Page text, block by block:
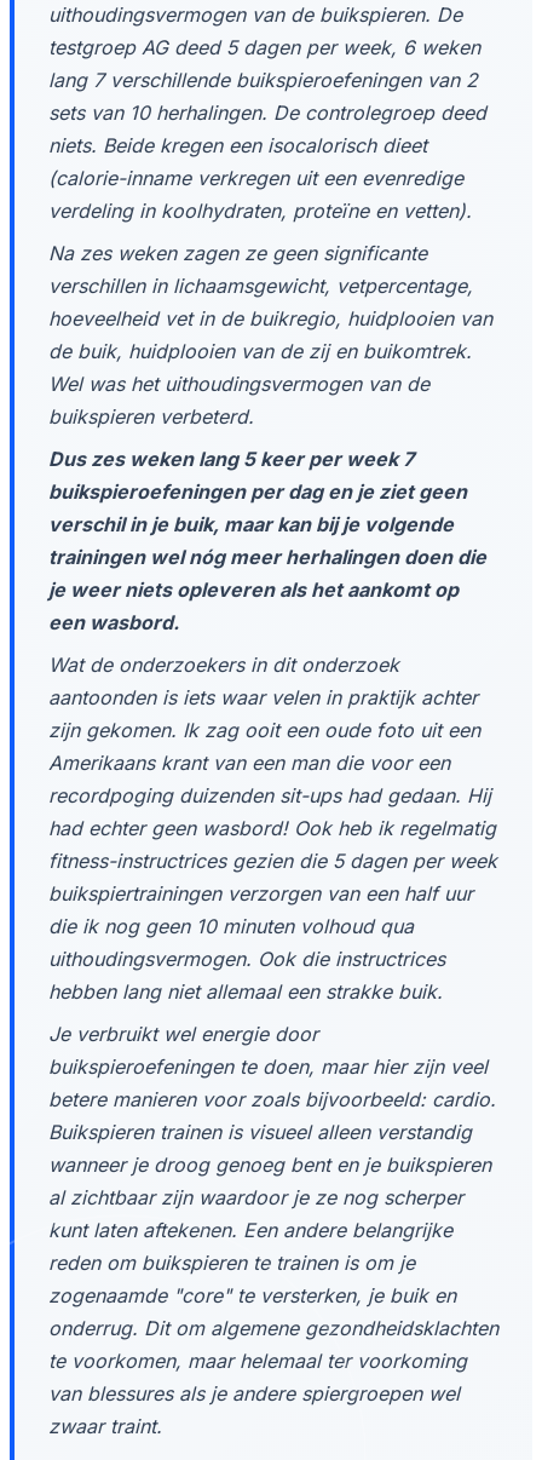
uithoudingsvermogen van de buikspieren. De
testgroep AG deed 5 dagen per week, 6 weken
lang 7 verschillende buikspieroefeningen van 2
sets van 10 herhalingen. De controlegroep deed
niets. Beide kregen een isocalorisch dieet
(calorie-inname verkregen uit een evenredige
verdeling in koolhydraten, proteïne en vetten).
Na zes weken zagen ze geen significante
verschillen in lichaamsgewicht, vetpercentage,
hoeveelheid vet in de buikregio, huidplooien van
de buik, huidplooien van de zij en buikomtrek.
Wel was het uithoudingsvermogen van de
buikspieren verbeterd.
Dus zes weken lang 5 keer per week 7
buikspieroefeningen per dag en je ziet geen
verschil in je buik, maar kan bij je volgende
trainingen wel nóg meer herhalingen doen die
je weer niets opleveren als het aankomt op
een wasbord.
Wat de onderzoekers in dit onderzoek
aantoonden is iets waar velen in praktijk achter
zijn gekomen. Ik zag ooit een oude foto uit een
Amerikaans krant van een man die voor een
recordpoging duizenden sit-ups had gedaan. Hij
had echter geen wasbord! Ook heb ik regelmatig
fitness-instructrices gezien die 5 dagen per week
buikspiertrainingen verzorgen van een half uur
die ik nog geen 10 minuten volhoud qua
uithoudingsvermogen. Ook die instructrices
hebben lang niet allemaal een strakke buik.
Je verbruikt wel energie door
buikspieroefeningen te doen, maar hier zijn veel
betere manieren voor zoals bijvoorbeeld: cardio.
Buikspieren trainen is visueel alleen verstandig
wanneer je droog genoeg bent en je buikspieren
al zichtbaar zijn waardoor je ze nog scherper
kunt laten aftekenen. Een andere belangrijke
reden om buikspieren te trainen is om je
zogenaamde "core" te versterken, je buik en
onderrug. Dit om algemene gezondheidsklachten
te voorkomen, maar helemaal ter voorkoming
van blessures als je andere spiergroepen wel
zwaar traint.